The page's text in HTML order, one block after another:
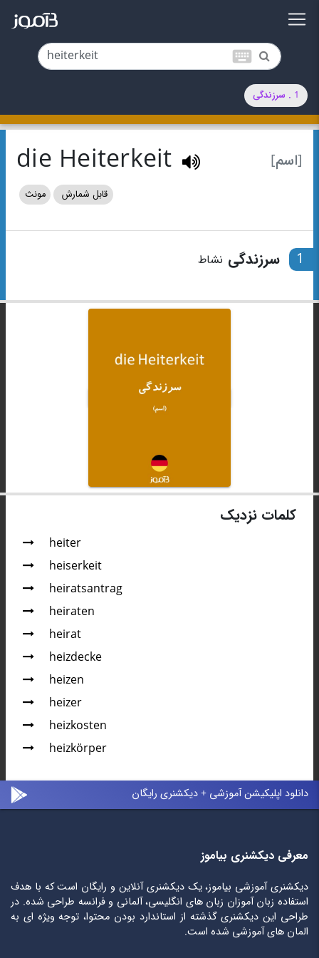
keyboard
1 . سرزندگی
[اسم] die Heiterkeit
قابل شمارش مونث
1 سرزندگی نشاط
کلمات نزدیک
heiter
heiserkeit
heiratsantrag
heiraten
heirat
heizdecke
heizen
heizer
heizkosten
heizkörper
دانلود اپلیکیشن آموزشی + دیکشنری رایگان
معرفی دیکشنری بیاموز
دیکشنری آموزشی بیاموز، یک دیکشنری آنلاین و رایگان است که با هدف
استفاده زبان آموزان زبان های انگلیسی، آلمانی و فرانسه طراحی شده. در
طراحی این دیکشنری گذشته از استاندارد بودن محتوا، توجه ویژه ای به
المان های آموزشی شده است.